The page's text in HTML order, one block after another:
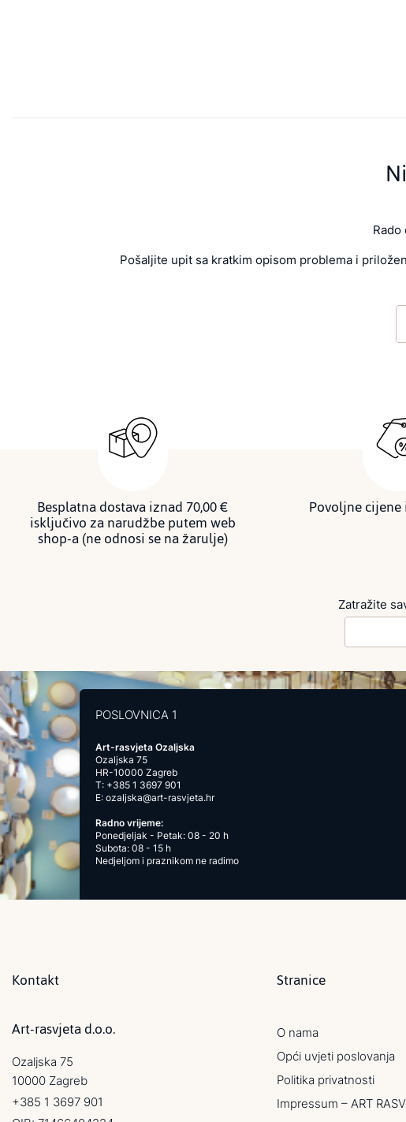
Pošaljite upit sa kratkim opisom problema i
Besplatna dostava iznad 70,00 €
isključivo za narudžbe putem web
shop-a (ne odnosi se na žarulje)
Povoljne
Zatražite
POSLOVNICA 1
Art-rasvjeta Ozaljska
Ozaljska 75
HR-10000 Zagreb
T: +385 1 3697 901
E: ozaljska@art-rasvjeta.hr
Radno vrijeme:
Ponedjeljak - Petak: 08 - 20 h
Subota: 08 - 15 h
Nedjeljom i praznikom ne radimo
Kontakt
Art-rasvjeta d.o.o.
Ozaljska 75
10000 Zagreb
+385 1 3697 901
Stranice
O nama
Opći uvjeti poslovanja
Politika privatnosti
Impressum – ART